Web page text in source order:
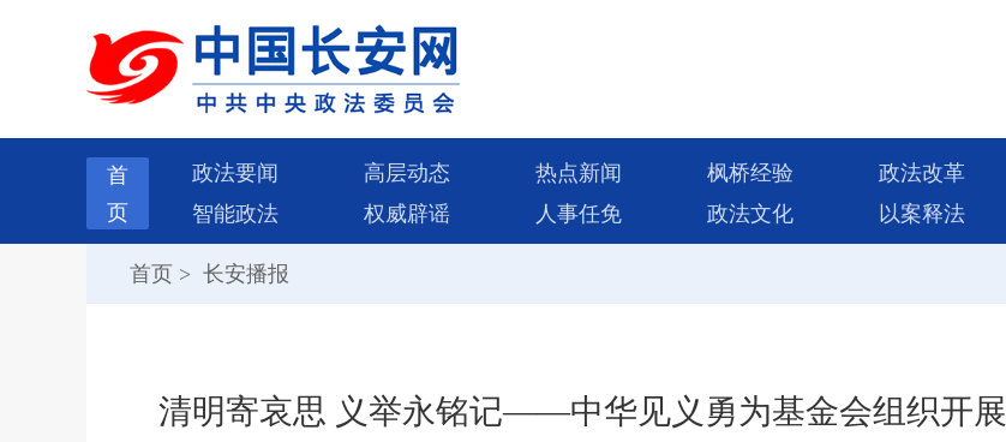
首
页
政法要闻 高层动态 热点新闻 枫桥经验 政法改革
智能政法
权威辟谣 人事任免 政法文化 以案释法
首页 > 长安播报
清明寄哀思 义举永铭记——中华见义勇为基金会组织开展